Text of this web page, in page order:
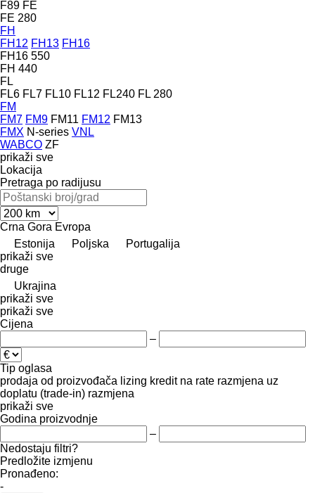
F89 FE
FE 280
FH
FH12 FH13 FH16
FH16 550
FH 440
FL
FL6 FL7 FL10 FL12 FL240 FL 280
FM
FM7 FM9 FM11 FM12 FM13
FMX N-series VNL
WABCO ZF
prikaži sve
Lokacija
Pretraga po radijusu
Crna Gora Evropa
Estonija
Poljska
Portugalija
prikaži sve
druge
Ukrajina
prikaži sve
prikaži sve
Cijena
–
Tip oglasa
prodaja od proizvođača lizing kredit na rate razmjena uz
doplatu (trade-in) razmjena
prikaži sve
Godina proizvodnje
–
Nedostaju filtri?
Predložite izmjenu
Pronađeno:
-